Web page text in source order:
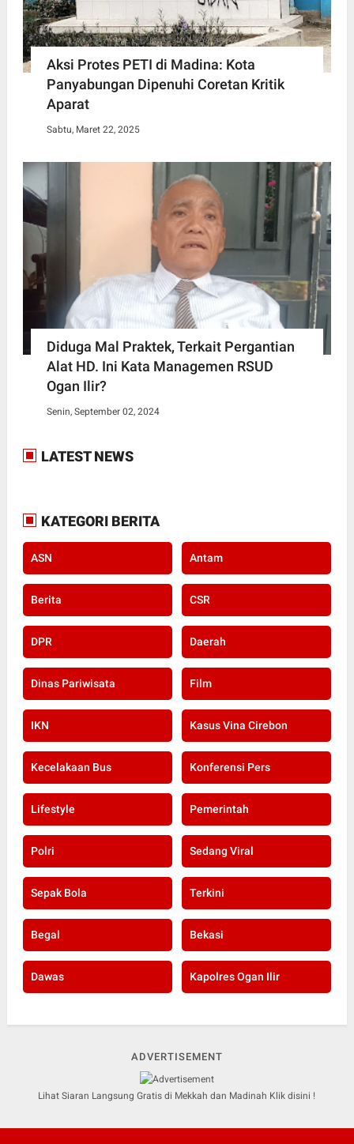
Aksi Protes PETI di Madina: Kota
Panyabungan Dipenuhi Coretan Kritik
Aparat
Sabtu, Maret 22, 2025
Diduga Mal Praktek, Terkait Pergantian
Alat HD. Ini Kata Managemen RSUD
Ogan Ilir?
Senin, September 02, 2024
LATEST NEWS
KATEGORI BERITA
ASN Antam
Berita CSR
DPR Daerah
Dinas Pariwisata Film
IKN Kasus Vina Cirebon
Kecelakaan Bus Konferensi Pers
Lifestyle Pemerintah
Polri Sedang Viral
Sepak Bola Terkini
Begal Bekasi
Dawas Kapolres Ogan Ilir
ADVERTISEMENT
Lihat Siaran Langsung Gratis di Mekkah dan Madinah Klik disini !